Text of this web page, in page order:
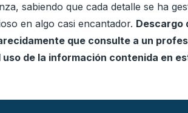
sabiendo que cada detalle se ha
en algo casi encantador. Descargo
que consulte a un
de la información contenida en